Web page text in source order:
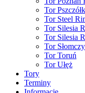
Tor
Tor Steel
Tor Silesia
Tor Silesia
Tor
Tor Toruń
Tor Ułęż
Tory
Terminy